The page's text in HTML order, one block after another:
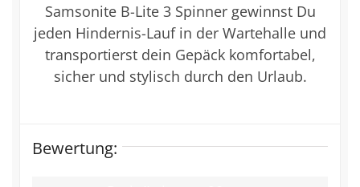
Samsonite B-Lite 3 Spinner gewinnst Du
jeden Hindernis-Lauf in der Wartehalle und
transportierst dein Gepäck komfortabel,
sicher und stylisch durch den Urlaub.
Bewertung: